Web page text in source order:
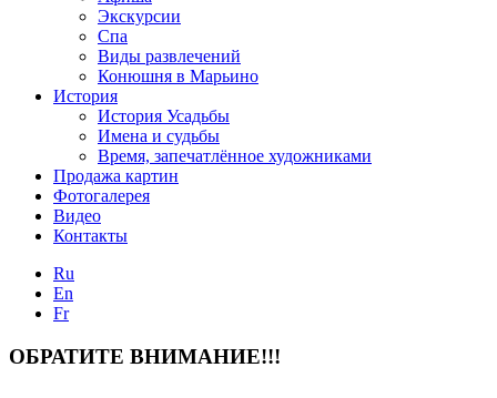
Экскурсии
Спа
Виды развлечений
Конюшня в Марьино
История
История Усадьбы
Имена и судьбы
Время, запечатлённое художниками
Продажа картин
Фотогалерея
Видео
Контакты
Ru
En
Fr
ОБРАТИТЕ ВНИМАНИЕ!!!